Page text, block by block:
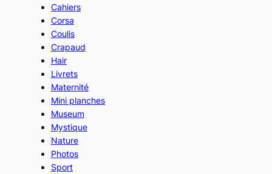
Cahiers
Corsa
Coulis
Crapaud
Hair
Livrets
Maternité
Mini planches
Museum
Mystique
Nature
Photos
Sport